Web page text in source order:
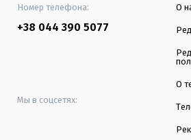
Номер телефона:
+38 044 390 5077
Мы в соцсетях:
О
О